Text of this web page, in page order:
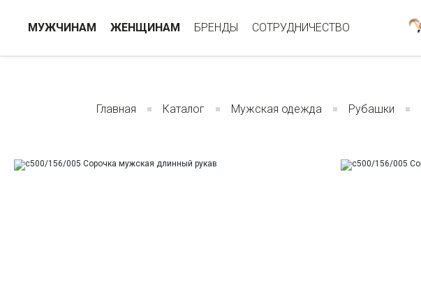
МУЖЧИНАМ ЖЕНЩИНАМ БРЕНДЫ СОТРУДНИЧЕСТВО
Главная Каталог Мужская одежда Рубашки